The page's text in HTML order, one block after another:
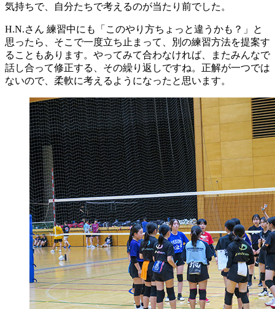
気持ちで、自分たちで考えるのが当たり前でした。
H.N.さん 練習中にも「このやり方ちょっと違うかも？」と
思ったら、そこで一度立ち止まって、別の練習方法を提案す
ることもあります。やってみて合わなければ、またみんなで
話し合って修正する、その繰り返しですね。正解が一つでは
ないので、柔軟に考えるようになったと思います。